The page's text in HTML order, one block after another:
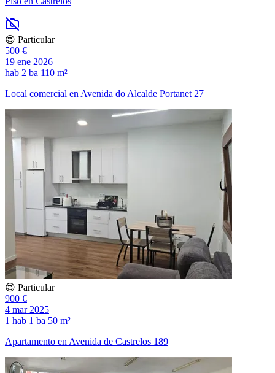
😍 Particular
500 €
19 ene 2026
hab 2 ba 110 m²
Local comercial en Avenida do Alcalde Portanet 27
😍 Particular
900 €
4 mar 2025
1 hab 1 ba 50 m²
Apartamento en Avenida de Castrelos 189